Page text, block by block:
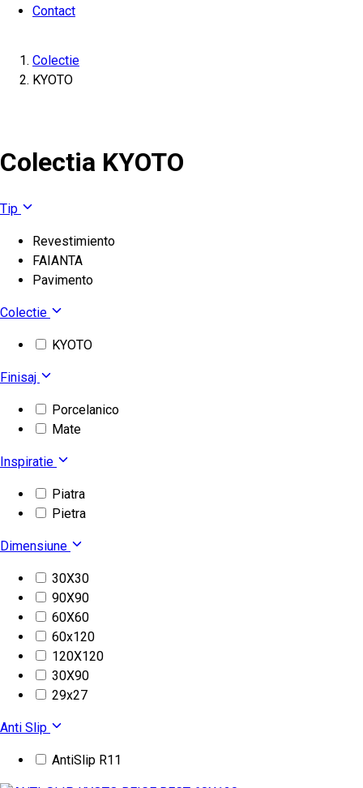
Contact
Colectie
KYOTO
Colectia KYOTO
Tip
Revestimiento
FAIANTA
Pavimento
Colectie
KYOTO
Finisaj
Porcelanico
Mate
Inspiratie
Piatra
Pietra
Dimensiune
30X30
90X90
60X60
60x120
120X120
30X90
29x27
Anti Slip
AntiSlip R11